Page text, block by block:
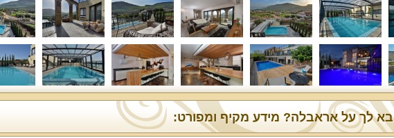
בא לך על אראבלה? מידע מקיף ומפורט: